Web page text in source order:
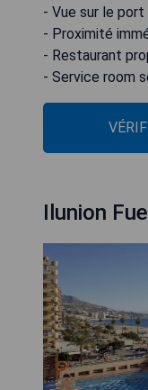
- Vue sur le port
- Proximité
- Restaurant
- Service room
Ilunion